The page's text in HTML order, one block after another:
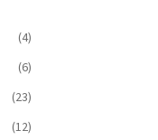
(4)
(6)
(23)
(12)